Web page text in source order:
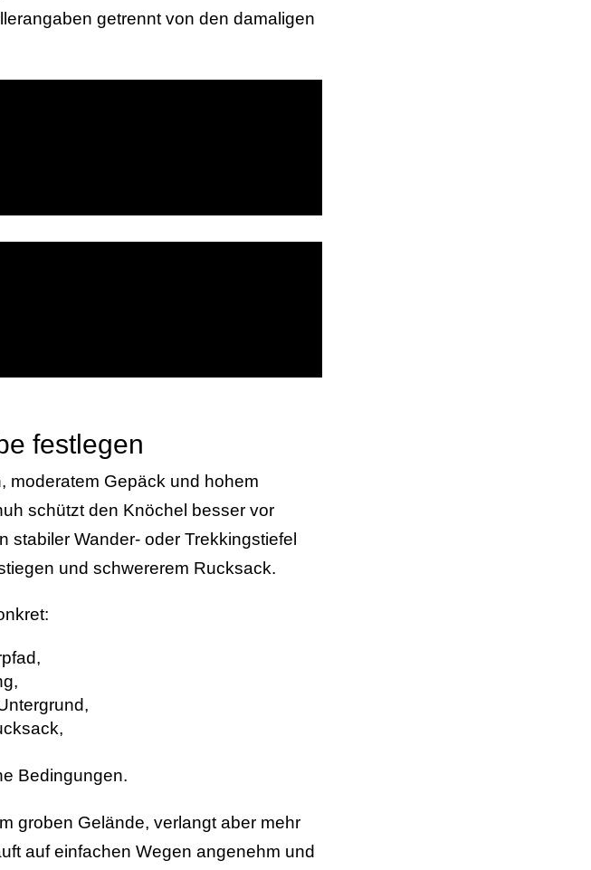
getrennt von den damaligen
festlegen
moderatem Gepäck und hohem
schützt den Knöchel besser vor
Wander- oder Trekkingstiefel
und schwererem Rucksack.
Bedingungen.
groben Gelände, verlangt aber mehr
auf einfachen Wegen angenehm und